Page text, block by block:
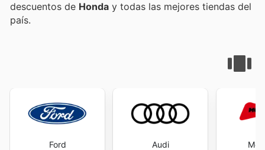
descuentos de Honda y todas las mejores tiendas del
país.
Ford Audi